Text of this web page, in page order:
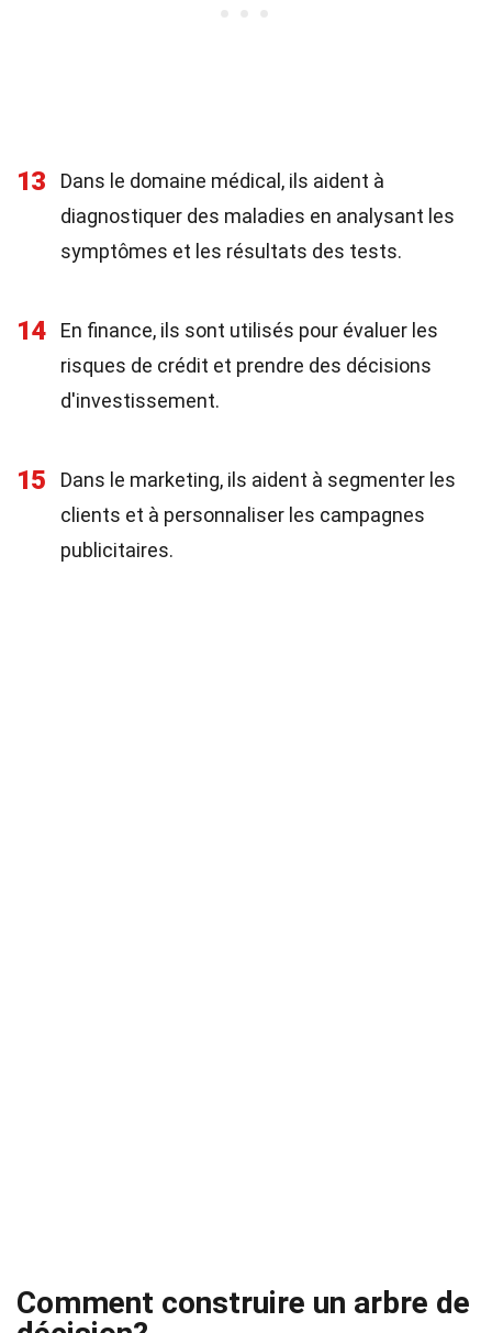
13
Dans le domaine médical, ils aident à
diagnostiquer des maladies en analysant les
symptômes et les résultats des tests.
14
En finance, ils sont utilisés pour évaluer les
risques de crédit et prendre des décisions
d'investissement.
15
Dans le marketing, ils aident à segmenter les
clients et à personnaliser les campagnes
publicitaires.
Comment construire un arbre de